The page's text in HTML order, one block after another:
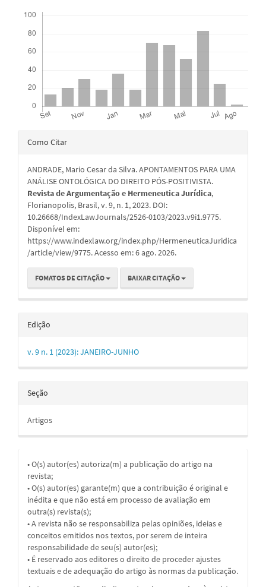
Detalhes
artigo
Como Citar
ANDRADE, Mario Cesar da Silva. APONTAMENTOS PARA UMA
ANÁLISE ONTOLÓGICA DO DIREITO PÓS-POSITIVISTA.
Revista de Argumentação e Hermeneutica Jurídica,
Florianopolis, Brasil, v. 9, n. 1, 2023. DOI:
10.26668/IndexLawJournals/2526-0103/2023.v9i1.9775.
Disponível em:
https://www.indexlaw.org/index.php/HermeneuticaJuridica
/article/view/9775. Acesso em: 6 ago. 2026.
FOMATOS DE CITAÇÃO BAIXAR CITAÇÃO
Edição
v. 9 n. 1 (2023): JANEIRO-JUNHO
Seção
Artigos
• O(s) autor(es) autoriza(m) a publicação do artigo na
revista;
• O(s) autor(es) garante(m) que a contribuição é original e
inédita e que não está em processo de avaliação em
outra(s) revista(s);
• A revista não se responsabiliza pelas opiniões, ideias e
conceitos emitidos nos textos, por serem de inteira
responsabilidade de seu(s) autor(es);
• É reservado aos editores o direito de proceder ajustes
textuais e de adequação do artigo às normas da publicação.